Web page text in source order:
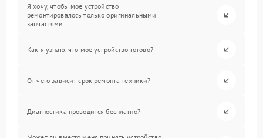
Я хочу, чтобы мое устройство
ремонтировалось только оригинальными
запчастями.
Как я узнаю, что мое устройство готово?
От чего зависит срок ремонта техники?
Диагностика проводится бесплатно?